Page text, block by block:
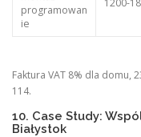
programowan
ie
Faktura VAT 8% dla domu,
114.
10. Case Study:
Białystok